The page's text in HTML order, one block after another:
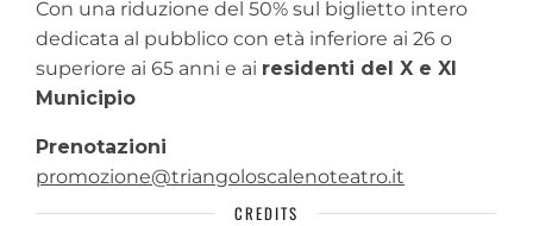
Con una riduzione del 50% sul biglietto intero
dedicata al pubblico con età inferiore ai 26 o
superiore ai 65 anni e ai residenti del X e XI
Municipio
Prenotazioni
promozione@triangoloscalenoteatro.it
CREDITS